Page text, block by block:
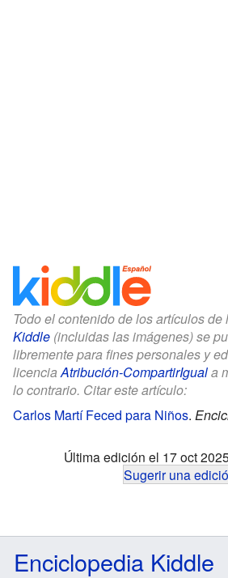
Todo el contenido de los artículos de
Kiddle (incluidas las imágenes) se
libremente para fines personales y
licenciaAtribución-CompartirIguala
lo contrario. Citar este artículo:
Carlos Martí Feced para Niños.
Última edición el 17 oct
Sugerir una
Enciclopedia Kiddle